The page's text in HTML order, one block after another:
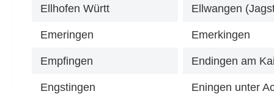
Ellhofen Württ Ellwangen
Emeringen Emerkingen
Empfingen Endingen am
Engstingen Eningen unter